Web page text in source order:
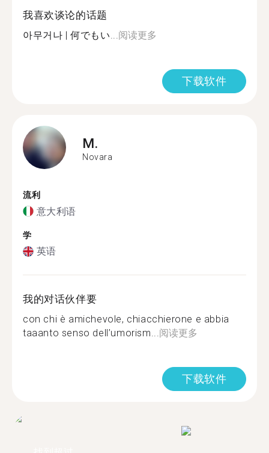
我喜欢谈论的话题
아무거나 | 何でもい...阅读更多
下载软件
M.
Novara
流利
意大利语
学
英语
我的对话伙伴要
con chi è amichevole, chiacchierone e abbia
taaanto senso dell’umorism...阅读更多
下载软件